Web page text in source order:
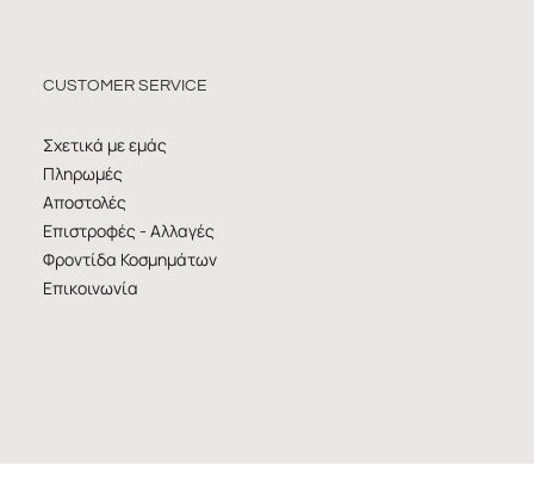
CUSTOMER SERVICE
Σχετικά με εμάς
Πληρωμές
Αποστολές
Επιστροφές - Αλλαγές
Φροντίδα Κοσμημάτων
Επικοινωνία